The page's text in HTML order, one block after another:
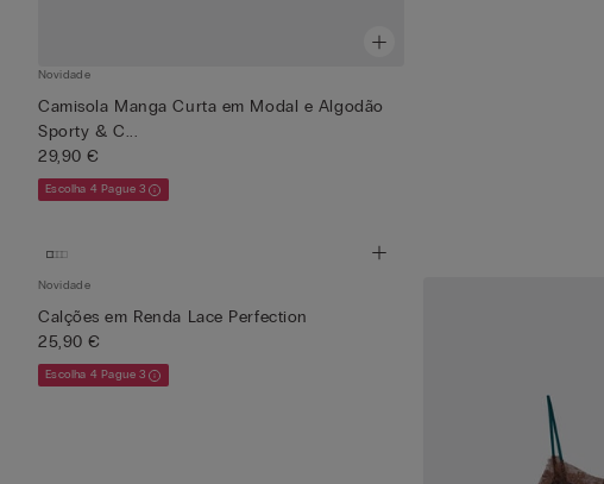
Novidade
Camisola Manga Curta em Modal e Algodão
Sporty & C...
29,90 €
Escolha 4 Pague 3
Novidade
Calções em Renda Lace Perfection
25,90 €
Escolha 4 Pague 3